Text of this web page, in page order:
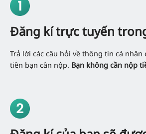
Đăng kí trực tuyến
Trả lời các câu hỏi về thông tin cá
tiền bạn cần nộp. Bạn không cần nộp